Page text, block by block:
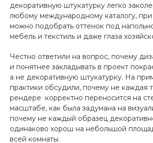
декоративную штукатурку легко
любому международному каталогу,
можно подобрать оттенок под
мебель и текстиль и даже глаза
Честно ответили на вопрос, почему
и понятнее закладывать в проект
а не декоративную штукатурку. На
практики обсудили, почему не каждая
рендере корректно переносится на
масштабе, как была задумана на
почему не каждый образец
одинаково хорош на небольшой
всей комнаты.